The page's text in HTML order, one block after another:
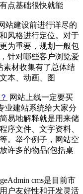
点基础很快就能
站建设前进行详尽的
风格进行定位。对于
为重要，规划一般包
针对哪些客户浏览爱
素材收集有了总体结
本、动画、图
网站上线一定要买
业建站系统给大家分
易地解释就是用来储
序文件、文字资料、
。举个例子，网站空
许多的物品(包括桌
cms是目前市
户友好性和开发灵活